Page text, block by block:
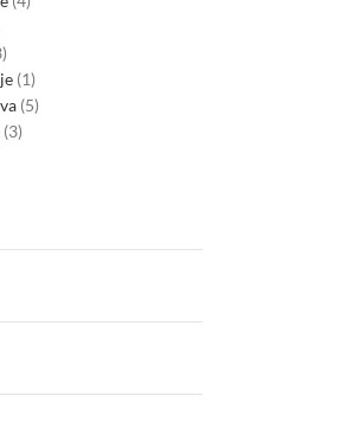
risk and sovereign
reshape the
inflation expectations, industrial
stability became increasingly tied to
1
5
3